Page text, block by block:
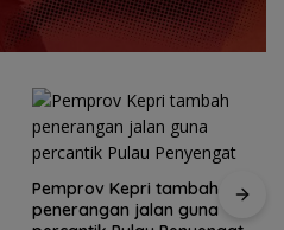
Pemprov Kepri tambah
penerangan jalan guna